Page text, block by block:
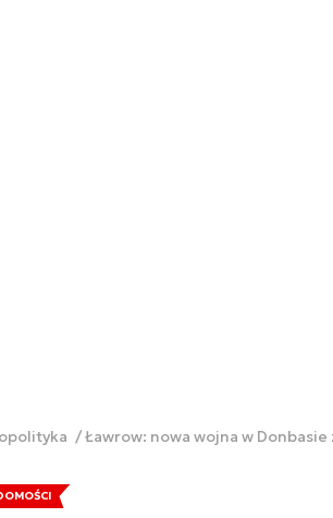
Ławrow: nowa wojna w Donbasie